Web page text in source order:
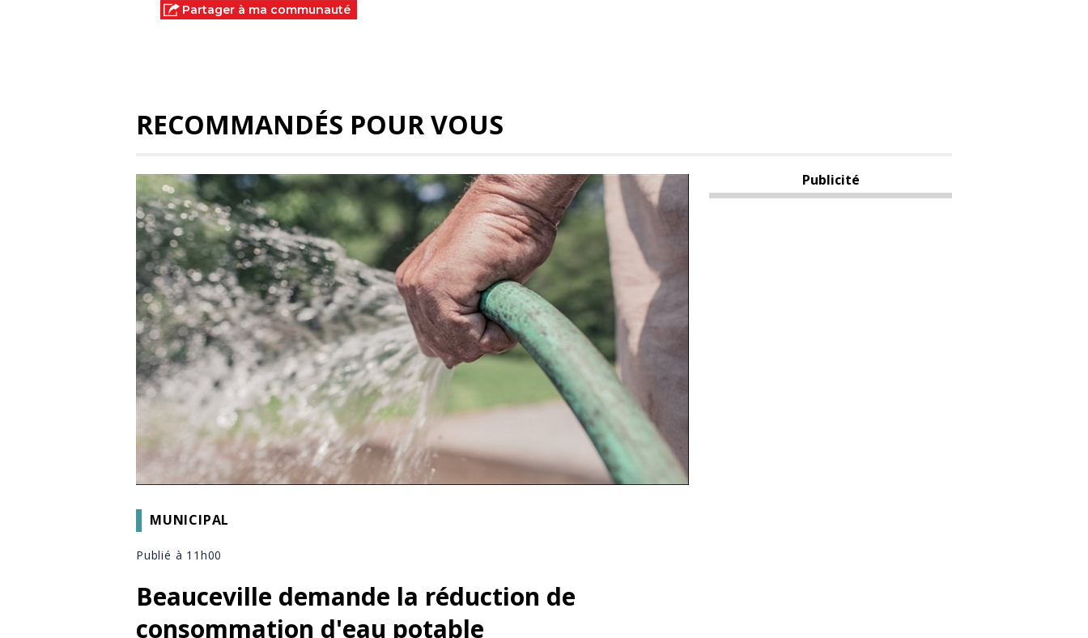
Partager à ma communauté
RECOMMANDÉS POUR VOUS
MUNICIPAL
Publié à 11h00
Beauceville demande la réduction de
consommation d'eau potable
Publicité